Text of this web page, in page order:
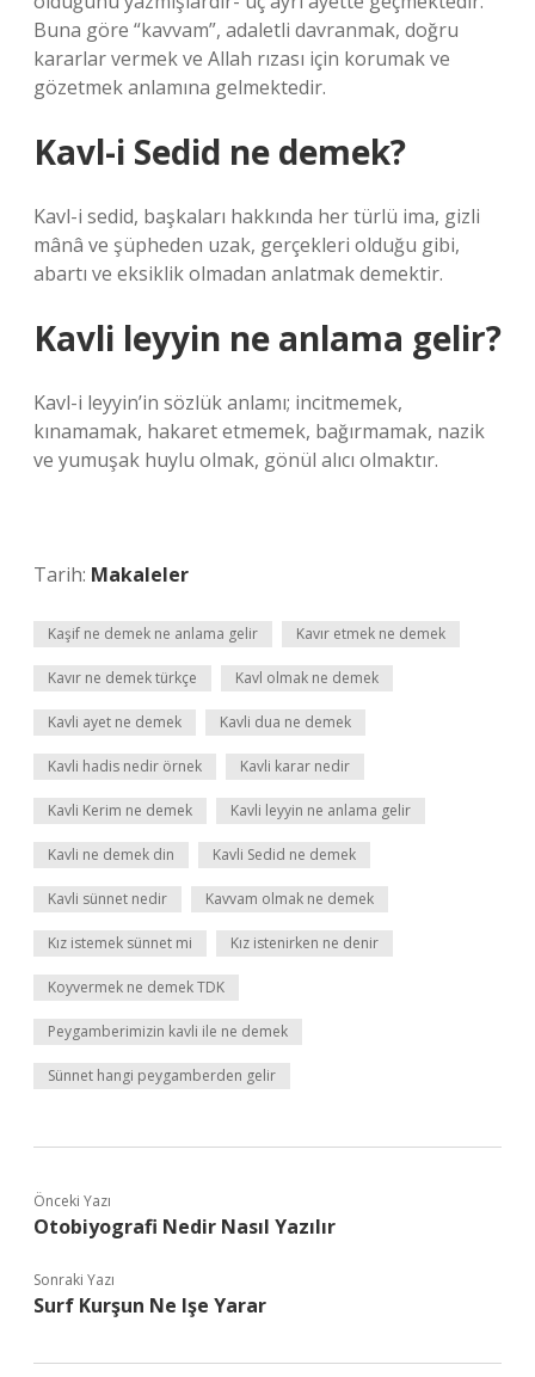
Buna göre “kavvam”, adaletli davranmak, doğru
kararlar vermek ve Allah rızası için korumak ve
gözetmek anlamına gelmektedir.
Kavl-i Sedid ne demek?
Kavl-i sedid, başkaları hakkında her türlü ima, gizli
mânâ ve şüpheden uzak, gerçekleri olduğu gibi,
abartı ve eksiklik olmadan anlatmak demektir.
Kavli leyyin ne anlama gelir?
Kavl-i leyyin’in sözlük anlamı; incitmemek,
kınamamak, hakaret etmemek, bağırmamak, nazik
ve yumuşak huylu olmak, gönül alıcı olmaktır.
Tarih: Makaleler
Kaşif ne demek ne anlama gelir Kavır etmek ne demek
Kavır ne demek türkçe Kavl olmak ne demek
Kavli ayet ne demek Kavli dua ne demek
Kavli hadis nedir örnek Kavli karar nedir
Kavli Kerim ne demek Kavli leyyin ne anlama gelir
Kavli ne demek din Kavli Sedid ne demek
Kavli sünnet nedir Kavvam olmak ne demek
Kız istemek sünnet mi Kız istenirken ne denir
Koyvermek ne demek TDK
Peygamberimizin kavli ile ne demek
Sünnet hangi peygamberden gelir
Önceki Yazı
Otobiyografi Nedir Nasıl Yazılır
Sonraki Yazı
Surf Kurşun Ne Işe Yarar